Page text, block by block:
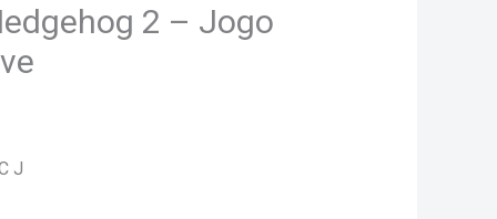
2 – Jogo
J